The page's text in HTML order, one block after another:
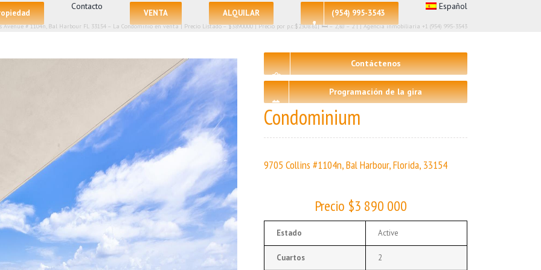
Contacto
VENTA ALQUILAR (954) 995-3543
Español
Avenue # 1104n, Bal Harbour FL 33154 – La Condominio en venta | Precio Listado – $3890000 | Precio por p.c:$2308.61| 🛏 – 2,🛀 – 2 | | Agencia inmobiliaria +1 (954) 995-3543
Contáctenos
Programación de la gira
Condominium
9705 Collins #1104n, Bal Harbour, Florida, 33154
Precio $3 890 000
Estado Active
Cuartos 2